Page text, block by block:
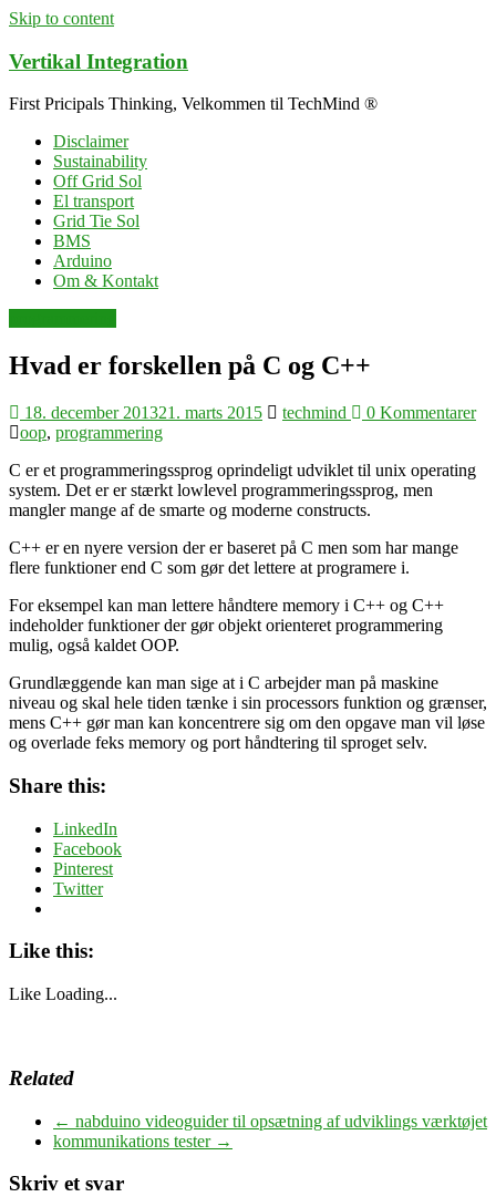
Skip to content
Vertikal Integration
First Pricipals Thinking, Velkommen til TechMind ®
Disclaimer
Sustainability
Off Grid Sol
El transport
Grid Tie Sol
BMS
Arduino
Om & Kontakt
Hvad er forskellen på C og C++
18. december 201321. marts 2015 techmind
0 Kommentarer
oop, programmering
C er et programmeringssprog oprindeligt udviklet til unix operating
system. Det er er stærkt lowlevel programmeringssprog, men
mangler mange af de smarte og moderne constructs.
C++ er en nyere version der er baseret på C men som har mange
flere funktioner end C som gør det lettere at programere i.
For eksempel kan man lettere håndtere memory i C++ og C++
indeholder funktioner der gør objekt orienteret programmering
mulig, også kaldet OOP.
Grundlæggende kan man sige at i C arbejder man på maskine
niveau og skal hele tiden tænke i sin processors funktion og grænser,
mens C++ gør man kan koncentrere sig om den opgave man vil løse
og overlade feks memory og port håndtering til sproget selv.
Share this:
LinkedIn
Facebook
Pinterest
Twitter
Like this:
Like Loading...
Related
← nabduino videoguider til opsætning af udviklings værktøjet
kommunikations tester →
Skriv et svar